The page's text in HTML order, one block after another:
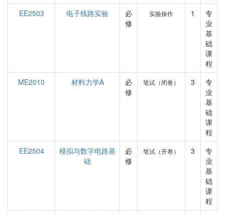
EE2503
电子线路实验
必
修
实验操作 1
专
业
基
础
课
程
ME2010
材料力学A
必
修
笔试（闭卷） 3
专
业
基
础
课
程
EE2504
模拟与数字电路基
础
必
修
笔试（开卷） 3
专
业
基
础
课
程